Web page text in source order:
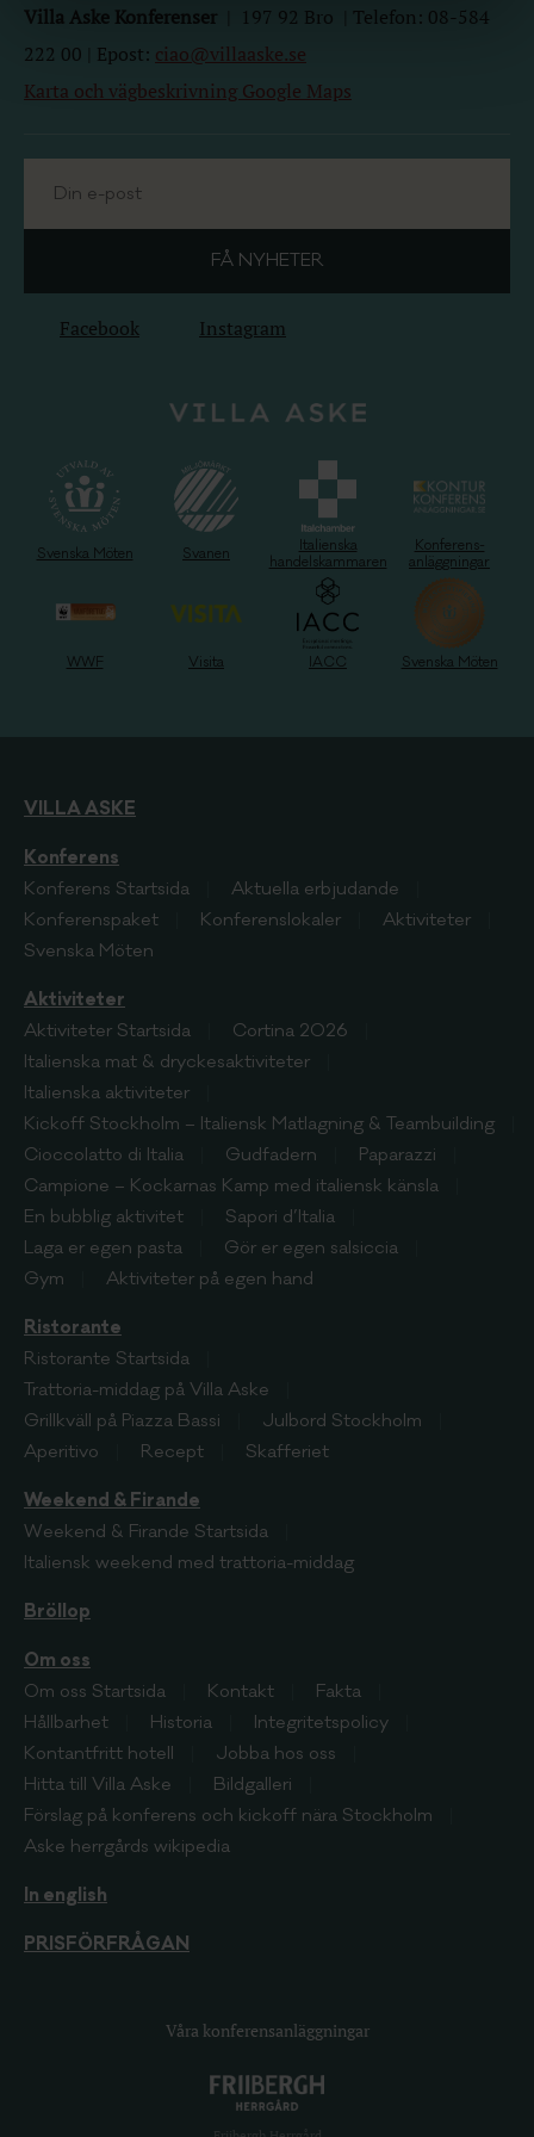
Villa Aske Konferenser 197 92 Bro | Telefon: 08-584
222 00 | Epost: ciao@villaaske.se
Karta och vägbeskrivning Google Maps
Facebook Instagram
Svenska Möten Svanen
Italienska
handelskammaren
Konferens-
anläggningar
WWF Visita IACC Svenska Möten
VILLA ASKE
Konferens
Konferens Startsida
Aktuella erbjudande
Konferenspaket
Konferenslokaler
Aktiviteter
Svenska Möten
Aktiviteter
Aktiviteter Startsida
Cortina 2026
Italienska mat & dryckesaktiviteter
Italienska aktiviteter
Kickoff Stockholm – Italiensk Matlagning & Teambuilding
Cioccolatto di Italia
Gudfadern
Paparazzi
Campione – Kockarnas Kamp med italiensk känsla
En bubblig aktivitet
Sapori d’Italia
Laga er egen pasta
Gör er egen salsiccia
Gym
Aktiviteter på egen hand
Ristorante
Ristorante Startsida
Trattoria-middag på Villa Aske
Grillkväll på Piazza Bassi
Julbord Stockholm
Aperitivo
Recept Skafferiet
Weekend & Firande
Weekend & Firande Startsida
Italiensk weekend med trattoria-middag
Bröllop
Om oss
Om oss Startsida Kontakt
Fakta
Hållbarhet
Historia
Integritetspolicy
Kontantfritt hotell
Jobba hos oss
Hitta till Villa Aske
Bildgalleri
Förslag på konferens och kickoff nära Stockholm
Aske herrgårds wikipedia
In english
PRISFÖRFRÅGAN
Våra konferensanläggningar